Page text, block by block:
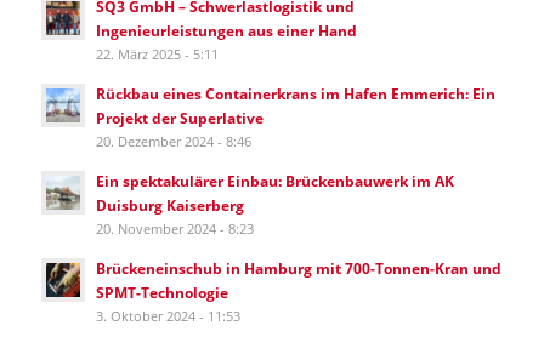
SQ3 GmbH – Schwerlastlogistik und
Ingenieurleistungen aus einer Hand
22. März 2025 - 5:11
Rückbau eines Containerkrans im Hafen Emmerich: Ein
Projekt der Superlative
20. Dezember 2024 - 8:46
Ein spektakulärer Einbau: Brückenbauwerk im AK
Duisburg Kaiserberg
20. November 2024 - 8:23
Brückeneinschub in Hamburg mit 700-Tonnen-Kran und
SPMT-Technologie
3. Oktober 2024 - 11:53